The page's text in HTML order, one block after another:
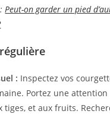
Peut-on garder un pied
: Inspectez vos
Portez une
tiges, et aux fruits.